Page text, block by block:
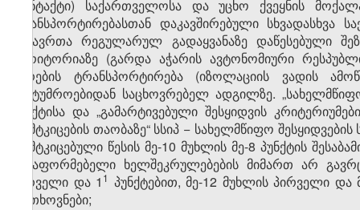
კონტაქტი) საქართველოსა და უცხო ქვეყნის
ტრანსპორტირებასთან დაკავშირებული სხვადასხვა
მგზავრთა რეგულარულ გადაყვანაზე დაწესებული
ტერიტორიაზე (გარდა აჭარის ავტონომიური
პირების ტრანსპორტირება (იზოლაციის ვადის
სასტუმროებიდან საცხოვრებელ ადგილზე.
პუნქტისა და „გამარტივებული შესყიდვის
დამტკიცების თაობაზე“ სსიპ − სახელმწიფო
დამტკიცებული წესის მე-10 მუხლის მე-8 პუნქტის
გასაფორმებელი ხელშეკრულებების მიმართ არ
პირველი და 1 ​1 პუნქტებით, მე-12 მუხლის პირველი და
მოთხოვნები;